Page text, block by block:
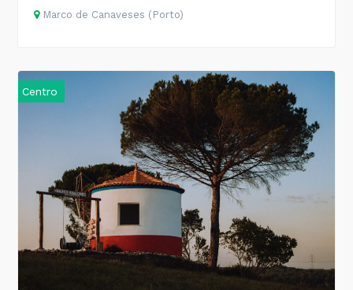
Marco de Canaveses (Porto)
Centro